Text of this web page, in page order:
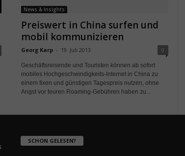
News & Insights
Preiswert in China surfen und
mobil kommunizieren
Georg Karp - 19. Juli 2013 0
Geschäftsreisende und Touristen können ab sofort
mobiles Hochgeschwindigkeits-Internet in China zu
einem fixen und günstigen Tagespreis nutzen, ohne
Angst vor teuren Roaming-Gebühren haben zu...
SCHON GELESEN?